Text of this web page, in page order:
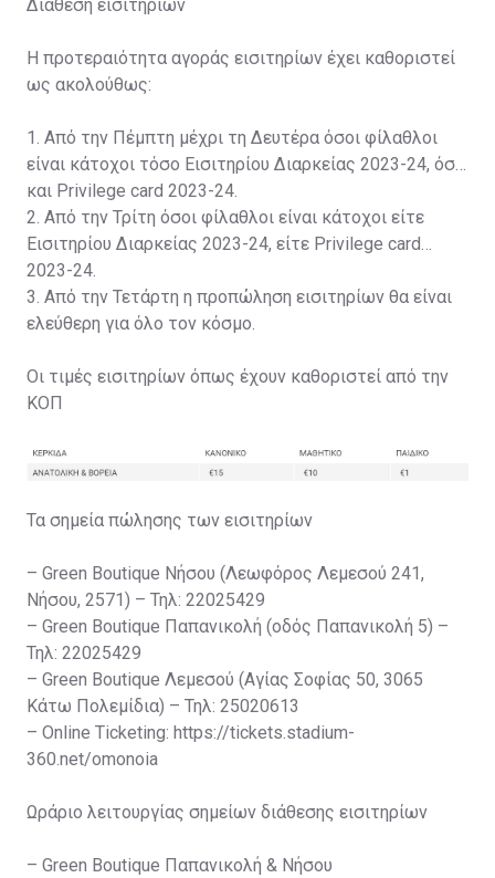
Διάθεση εισιτηρίων
Η προτεραιότητα αγοράς εισιτηρίων έχει καθοριστεί
ως ακολούθως:
1. Από την Πέμπτη μέχρι τη Δευτέρα όσοι φίλαθλοι
είναι κάτοχοι τόσο Εισιτηρίου Διαρκείας 2023-24, όσο
και Privilege card 2023-24.
2. Από την Τρίτη όσοι φίλαθλοι είναι κάτοχοι είτε
Εισιτηρίου Διαρκείας 2023-24, είτε Privilege card
2023-24.
3. Από την Τετάρτη η προπώληση εισιτηρίων θα είναι
ελεύθερη για όλο τον κόσμο.
Οι τιμές εισιτηρίων όπως έχουν καθοριστεί από την
ΚΟΠ
Τα σημεία πώλησης των εισιτηρίων
– Green Boutique Νήσου (Λεωφόρος Λεμεσού 241,
Νήσου, 2571) – Τηλ: 22025429
– Green Boutique Παπανικολή (οδός Παπανικολή 5) –
Τηλ: 22025429
– Green Boutique Λεμεσού (Αγίας Σοφίας 50, 3065
Κάτω Πολεμίδια) – Τηλ: 25020613
– Online Ticketing: https://tickets.stadium-
360.net/omonoia
Ωράριο λειτουργίας σημείων διάθεσης εισιτηρίων
– Green Boutique Παπανικολή & Νήσου